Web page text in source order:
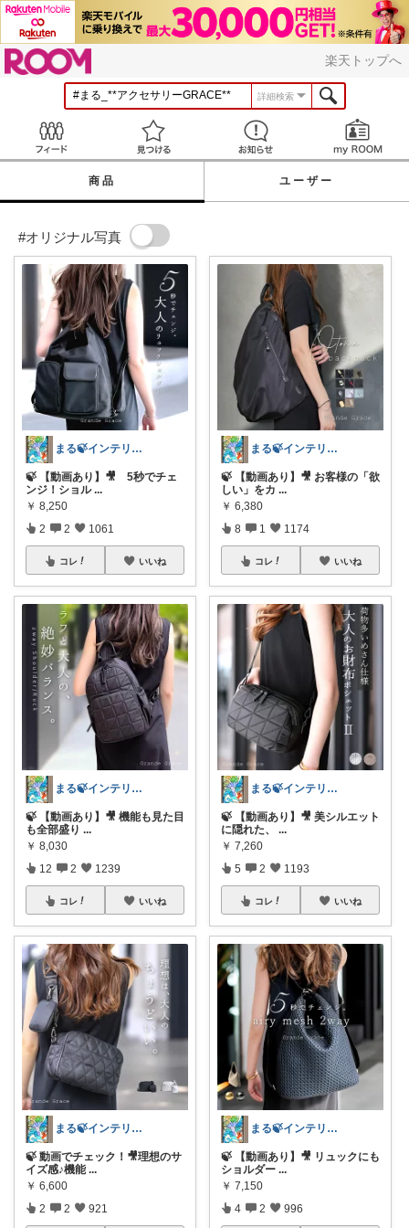
楽天トップへ
詳細検索
見つける お知らせ
商品 ユーザー
#オリジナル写真
まる🍃インテリア×くらし
🍃 【動画あり】🎥 5秒でチェ
ンジ！ショル ...
￥ 8,250
2 2 1061
コレ いいね
まる🍃インテリア×くらし
🍃 【動画あり】🎥 機能も見た目
も全部盛り ...
￥ 8,030
12 2 1239
コレ いいね
まる🍃インテリア×くらし
🍃 動画でチェック！🎥理想のサ
イズ感♪機能 ...
￥ 6,600
2 2 921
まる🍃インテリア×くらし
🍃 【動画あり】🎥 お客様の「欲
しい」をカ ...
￥ 6,380
8 1 1174
コレ いいね
まる🍃インテリア×くらし
🍃 【動画あり】🎥 美シルエット
に隠れた、
...
￥ 7,260
5 2 1193
コレ いいね
まる🍃インテリア×くらし
🍃 【動画あり】🎥 リュックにも
ショルダー ...
￥ 7,150
4 2 996